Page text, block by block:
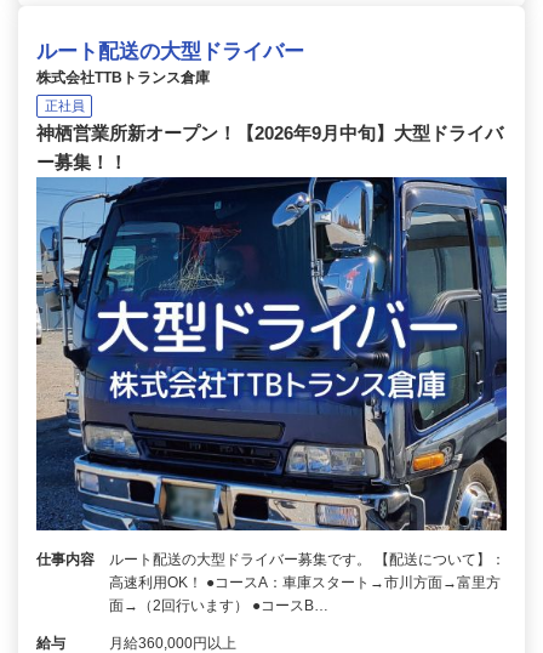
ルート配送の大型ドライバー
株式会社TTBトランス倉庫
正社員
神栖営業所新オープン！【2026年9月中旬】大型ドライバ
ー募集！！
仕事内容
ルート配送の大型ドライバー募集です。 【配送について】：
高速利用OK！ ●コースA：車庫スタート→市川方面→富里方
面→（2回行います） ●コースB…
給与 月給360,000円以上